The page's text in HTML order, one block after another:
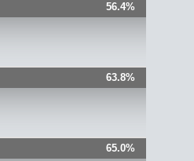
56.4%
63.8%
65.0%